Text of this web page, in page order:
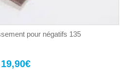
pour négatifs 135
19,90€